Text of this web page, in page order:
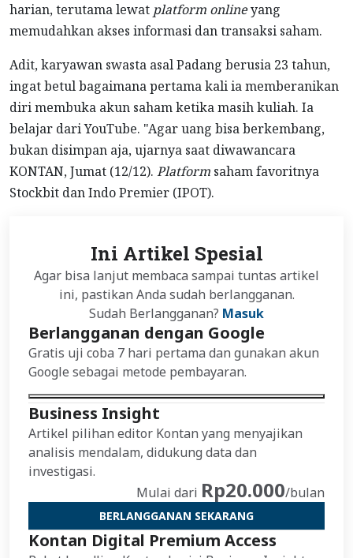
harian, terutama lewat platform onlineyang
memudahkan akses informasi dan transaksi saham.
Adit, karyawan swasta asal Padang berusia 23 tahun,
ingat betul bagaimana pertama kali ia memberanikan
diri membuka akun saham ketika masih kuliah. Ia
belajar dari YouTube. "Agar uang bisa berkembang,
bukan disimpan aja, ujarnya saat diwawancara
KONTAN, Jumat (12/12). Platform saham favoritnya
Stockbit dan Indo Premier (IPOT).
Ini Artikel Spesial
Agar bisa lanjut membaca sampai tuntas artikel
ini, pastikan Anda sudah berlangganan.
Sudah Berlangganan? Masuk
Berlangganan dengan Google
Gratis uji coba 7 hari pertama dan gunakan akun
Google sebagai metode pembayaran.
Business Insight
Artikel pilihan editor Kontan yang menyajikan
analisis mendalam, didukung data dan
investigasi.
Mulai dari Rp20.000/bulan
BERLANGGANAN SEKARANG
Kontan Digital Premium Access